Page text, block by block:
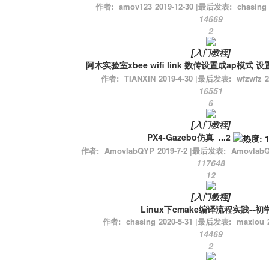
作者: amov123 2019-12-30 |最后发表: chasing
14669
2
[入门教程]
阿木实验室xbee wifi link 数传设置成ap模式 设
作者: TIANXIN 2019-4-30 |最后发表: wfzwfz
16551
6
[入门教程]
PX4-Gazebo仿真 ...2
作者: AmovlabQYP 2019-7-2 |最后发表:
117648
12
[入门教程]
Linux下cmake编译流程实践--初
作者: chasing 2020-5-31 |最后发表: maxiou
14469
2